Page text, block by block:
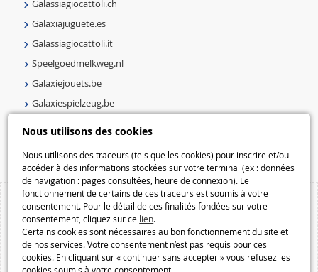
Nous utilisons des cookies
Nous utilisons des traceurs (tels que les cookies) pour inscrire et/ou
accéder à des informations stockées sur votre terminal (ex : données
de navigation : pages consultées, heure de connexion). Le
fonctionnement de certains de ces traceurs est soumis à votre
consentement. Pour le détail de ces finalités fondées sur votre
consentement, cliquez sur ce lien.
Certains cookies sont nécessaires au bon fonctionnement du site et
de nos services. Votre consentement n’est pas requis pour ces
cookies. En cliquant sur « continuer sans accepter » vous refusez les
Galassiagiocattoli.ch
Galaxiajuguete.es
Galassiagiocattoli.it
Speelgoedmelkweg.nl
Galaxiejouets.be
Galaxiespielzeug.be